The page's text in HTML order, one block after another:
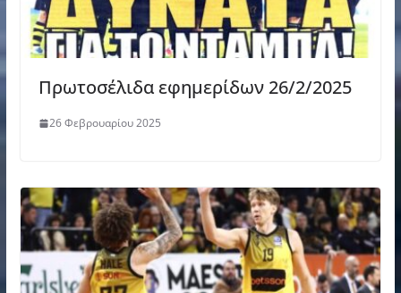
Πρωτοσέλιδα εφημερίδων 26/2/2025
26 Φεβρουαρίου 2025